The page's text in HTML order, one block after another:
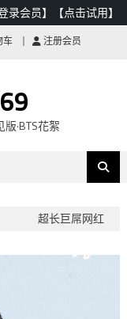
录会员】 【点击试用】
车 注册会员
版·BTS花絮
超长巨屌网红